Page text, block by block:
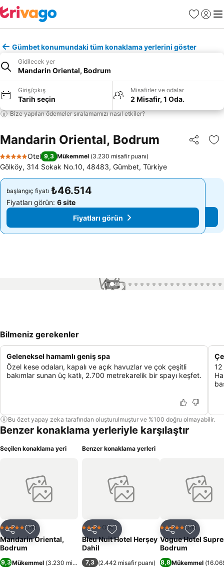
Favoriler
Giriş
Gümbet konumundaki tüm konaklama yerlerini göster
Gidilecek yer
Mandarin Oriental, Bodrum
Giriş/çıkış
Tarih seçin
Misafirler ve odalar
2 Misafir, 1 Oda.
Bize yapılan ödemeler sıralamamızı nasıl etkiler?
Mandarin Oriental, Bodrum Paylaş
5 Yıldız
Otel 9,3 Mükemmel (3.230 misafir puanı)
Gölköy, 314 Sokak No.10, 48483, Gümbet, Türkiye
başlangıç fiyatı ₺46.514
Fiyatları görün: 6 site
Fiyatları görün
başlangıç fiyatı ₺46.514
Fiyatları görün: 6 site
Fiyatları görün
1 / 99
Bilmeniz gerekenler
Geleneksel hamamlı geniş spa
Özel kese odaları, kapalı ve açık havuzlar ve çok çeşitli
bakımlar sunan üç katlı, 2.700 metrekarelik bir spayı keşfet.
Bu özet yapay zeka tarafından oluşturulmuştur ve %100 doğru olmayabilir.
Benzer konaklama yerleriyle karşılaştır
Seçilen konaklama yeri
Paylaş Favorilerime ekle
5 Yıldız Otel
Mandarin Oriental,
Bodrum
9,3Mükemmel (3.230 misafir puanı)
Benzer konaklama yerleri
Paylaş Favorilerime ekle
4 Yıldız Otel
Bleu Nuit Hotel Herşey
Dahil
7,3 (2.442 misafir puanı)
Paylaş
5 Yıldız Otel
Vogue Hotel
Bodrum
8,8Mükemmel (